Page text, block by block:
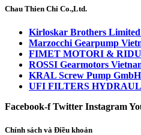
Chau Thien Chi Co.,Ltd.
Kirloskar Brothers
Marzocchi Gearpump
FIMET MOTORI &
ROSSI Gearmotors
KRAL Screw Pump GmbH
UFI FILTERS
Facebook-f Twitter Instagram
Chính sách và Điều khoản